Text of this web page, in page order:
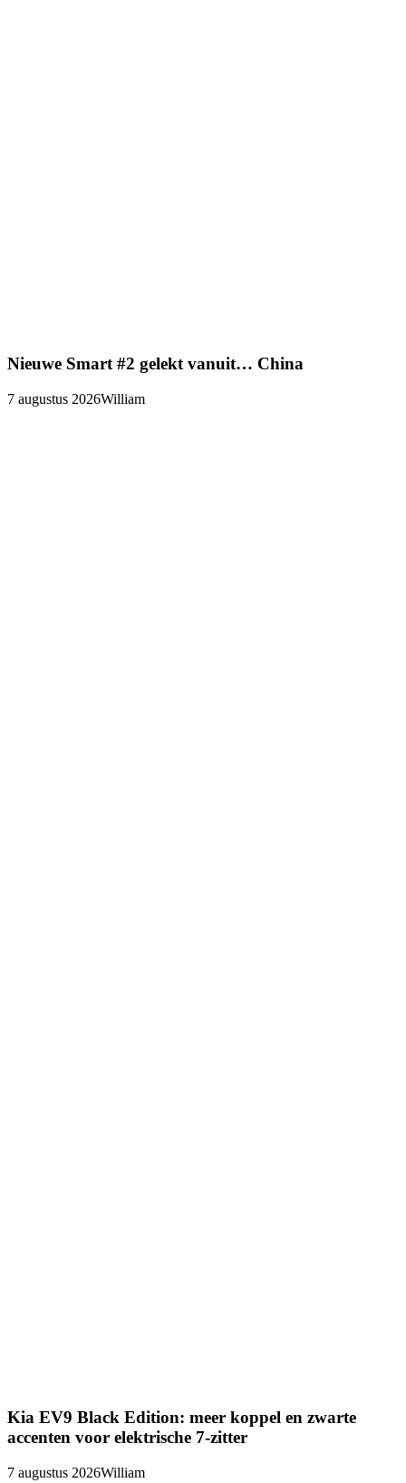
Nieuwe Smart #2 gelekt vanuit… China
7 augustus 2026William
Kia EV9 Black Edition: meer koppel en zwarte
accenten voor elektrische 7-zitter
7 augustus 2026William